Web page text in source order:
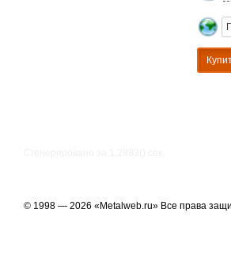
© 1998 — 2026 «Metalweb.ru» Все права